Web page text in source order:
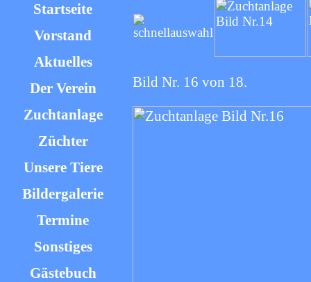
Startseite
Vorstand
Aktuelles
Der Verein
Zuchtanlage
Züchter
Unsere Tiere
Bildergalerie
Termine
Sonstiges
Gästebuch
Bild Nr. 16 von 18.